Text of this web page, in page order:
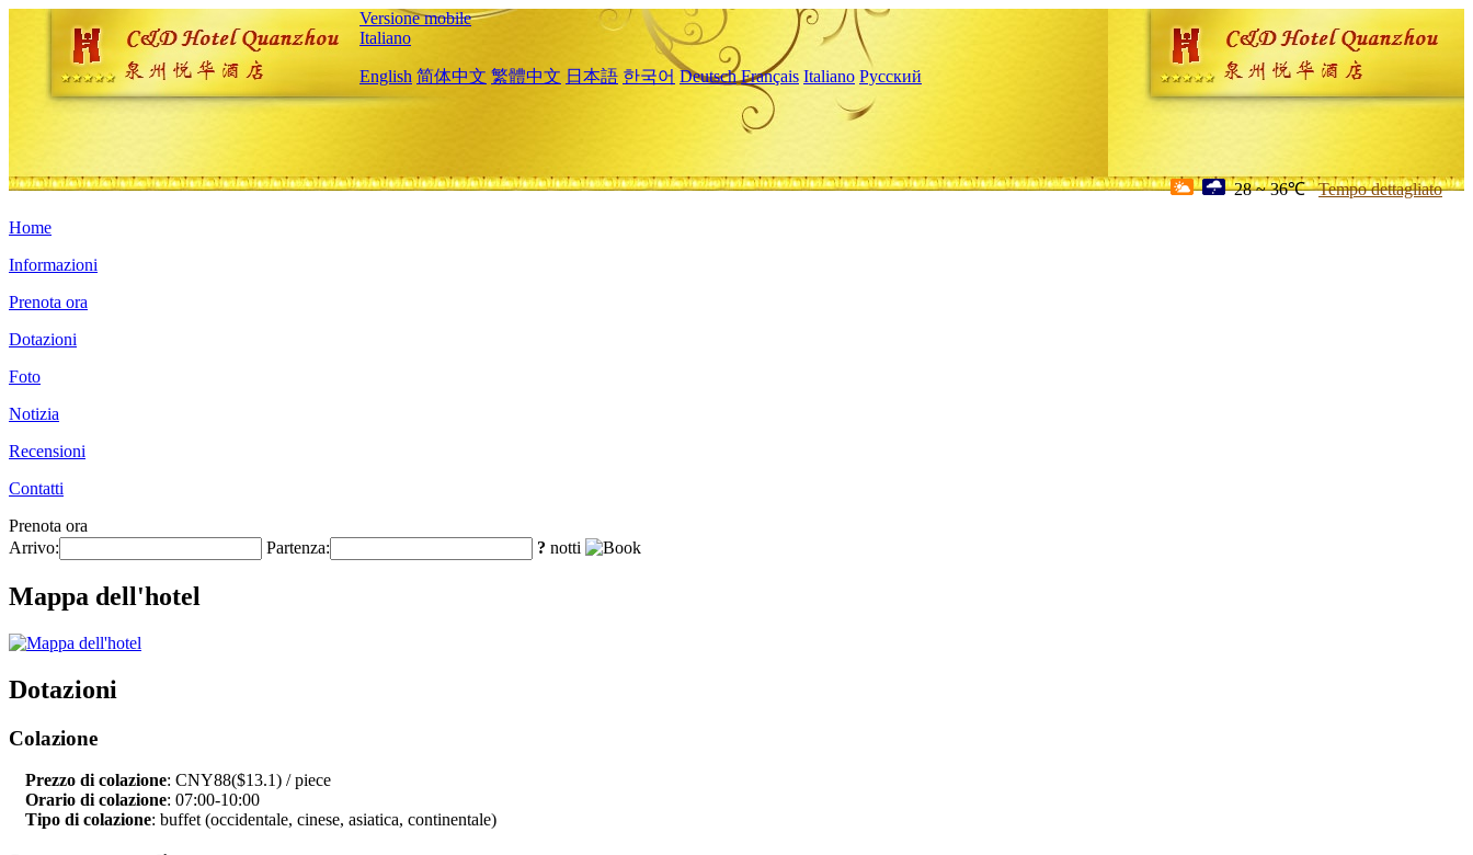
Versione mobile
Italiano
English 简体中文 繁體中文 日本語 한국어 Deutsch Français Italiano Русский
28 ~ 36℃ Tempo dettagliato
Home
Informazioni
Prenota ora
Dotazioni
Foto
Notizia
Recensioni
Contatti
Prenota ora
Arrivo:
Partenza: ? notti
Mappa dell'hotel
Dotazioni
Colazione
Prezzo di colazione: CNY88($13.1) / piece
Orario di colazione: 07:00-10:00
Tipo di colazione: buffet (occidentale, cinese, asiatica, continentale)